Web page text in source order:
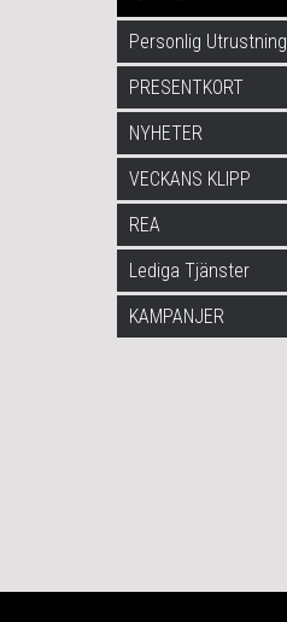
Personlig Utrustning
PRESENTKORT
NYHETER
VECKANS KLIPP
REA
Lediga Tjänster
KAMPANJER